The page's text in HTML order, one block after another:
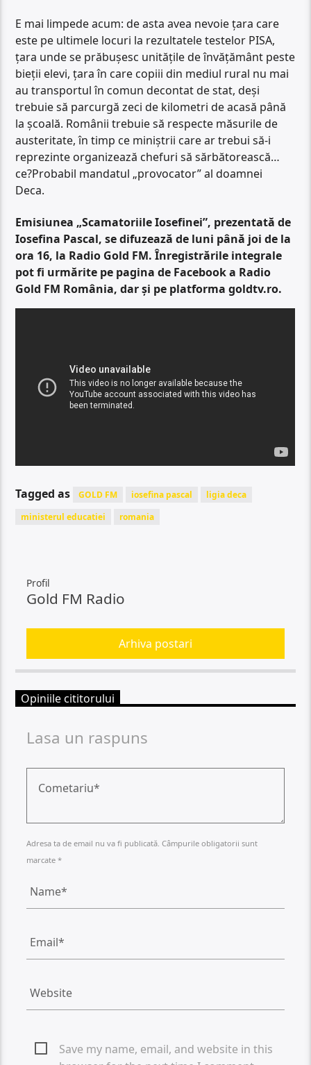
E mai limpede acum: de asta avea nevoie țara care
este pe ultimele locuri la rezultatele testelor PISA,
țara unde se prăbușesc unitățile de învățământ peste
bieții elevi, țara în care copiii din mediul rural nu mai
au transportul în comun decontat de stat, deși
trebuie să parcurgă zeci de kilometri de acasă până
la școală. Românii trebuie să respecte măsurile de
austeritate, în timp ce miniștrii care ar trebui să-i
reprezinte organizează chefuri să sărbătorească…
ce?Probabil mandatul „provocator” al doamnei
Deca.
Emisiunea „Scamatoriile Iosefinei”, prezentată de
Iosefina Pascal, se difuzează de luni până joi de la
ora 16, la Radio Gold FM. Înregistrările integrale
pot fi urmărite pe pagina de Facebook a Radio
Gold FM România, dar și pe platforma goldtv.ro.
Tagged as GOLD FM iosefina pascal
ligia deca
ministerul educatiei
romania
Profil
Gold FM Radio
Arhiva postari
Opiniile cititorului
Lasa un raspuns
Adresa ta de email nu va fi publicată. Câmpurile obligatorii sunt
marcate *
Save my name, email, and website in this